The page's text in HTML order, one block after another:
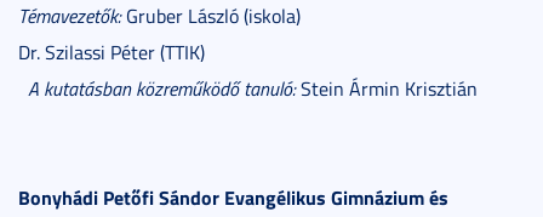
Témavezetők:Gruber László (iskola)
Dr. Szilassi Péter (TTIK)
A kutatásban közreműködő tanuló:Stein Ármin Krisztián
Bonyhádi Petőfi Sándor Evangélikus Gimnázium és